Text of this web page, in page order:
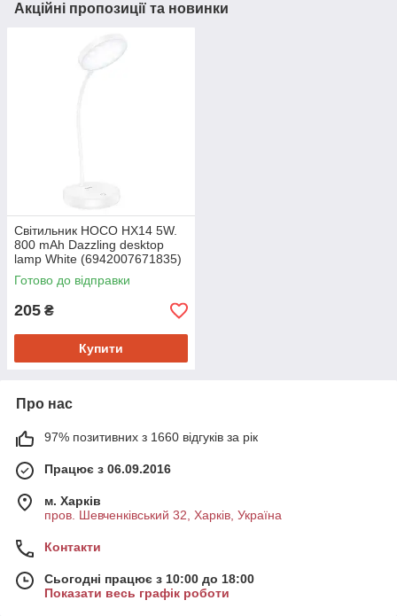
Акційні пропозиції та новинки
Світильник HOCO HX14 5W.
800 mAh Dazzling desktop
lamp White (6942007671835)
Готово до відправки
205 ₴
Купити
Про нас
97% позитивних з 1660 відгуків за рік
Працює з 06.09.2016
м. Харків
пров. Шевченківський 32, Харків, Україна
Контакти
Сьогодні працює з 10:00 до 18:00
Показати весь графік роботи